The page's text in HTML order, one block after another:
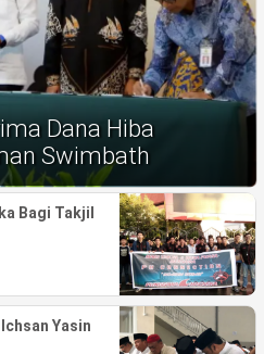
Dana Hiba
Swimbath
Bagi Takjil
Yasin